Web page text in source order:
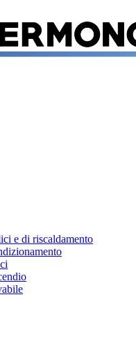
e di riscaldamento